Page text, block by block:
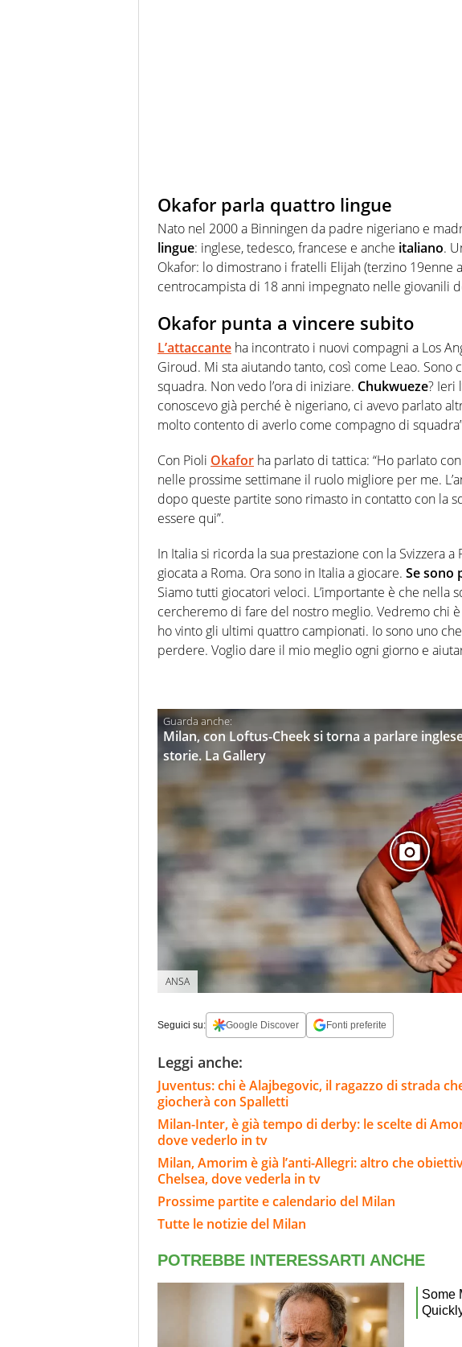
Okafor parla quattro lingue
Nato nel 2000 a Binningen da padre nigeriano e
lingue: inglese, tedesco, francese e anche italiano.
Okafor: lo dimostrano i fratelli Elijah (terzino 19enne
centrocampista di 18 anni impegnato nelle giovanili
Okafor punta a vincere subito
L’attaccante ha incontrato i nuovi compagni a Los
Giroud. Mi sta aiutando tanto, così come Leao. Sono
squadra. Non vedo l’ora di iniziare. Chukwueze? Ieri
conoscevo già perché è nigeriano, ci avevo parlato
molto contento di averlo come compagno di
Con Pioli Okafor ha parlato di tattica: “Ho parlato
nelle prossime settimane il ruolo migliore per me.
dopo queste partite sono rimasto in contatto con la
essere qui”.
In Italia si ricorda la sua prestazione con la Svizzera a
giocata a Roma. Ora sono in Italia a giocare. Se sono
Siamo tutti giocatori veloci. L’importante è che nella
cercheremo di fare del nostro meglio. Vedremo chi
ho vinto gli ultimi quattro campionati. Io sono uno
perdere. Voglio dare il mio meglio ogni giorno e
Milan, con Loftus-Cheek si torna a parlare
storie. La Gallery
ANSA
Seguici su: Google Discover Fonti preferite
Leggi anche:
Juventus: chi è Alajbegovic, il ragazzo di strada
giocherà con Spalletti
Milan-Inter, è già tempo di derby: le scelte di
dove vederlo in tv
Milan, Amorim è già l’anti-Allegri: altro che
Chelsea, dove vederla in tv
Prossime partite e calendario del Milan
Tutte le notizie del Milan